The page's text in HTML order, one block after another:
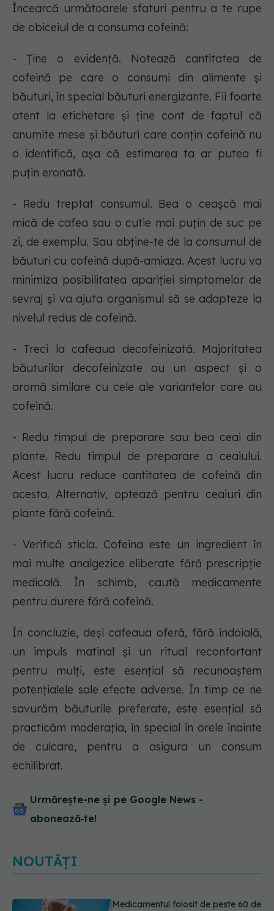
Încearcă următoarele sfaturi pentru a te rupe
de obiceiul de a consuma cofeină:
- Ține o evidență. Notează cantitatea de
cofeină pe care o consumi din alimente și
băuturi, în special băuturi energizante. Fii foarte
atent la etichetare și ține cont de faptul că
anumite mese și băuturi care conțin cofeină nu
o identifică, așa că estimarea ta ar putea fi
puțin eronată.
- Redu treptat consumul. Bea o ceașcă mai
mică de cafea sau o cutie mai puțin de suc pe
zi, de exemplu. Sau abține-te de la consumul de
băuturi cu cofeină după-amiaza. Acest lucru va
minimiza posibilitatea apariției simptomelor de
sevraj și va ajuta organismul să se adapteze la
nivelul redus de cofeină.
- Treci la cafeaua decofeinizată. Majoritatea
băuturilor decofeinizate au un aspect și o
aromă similare cu cele ale variantelor care au
cofeină.
- Redu timpul de preparare sau bea ceai din
plante. Redu timpul de preparare a ceaiului.
Acest lucru reduce cantitatea de cofeină din
acesta. Alternativ, optează pentru ceaiuri din
plante fără cofeină.
- Verifică sticla. Cofeina este un ingredient în
mai multe analgezice eliberate fără prescripție
medicală. În schimb, caută medicamente
pentru durere fără cofeină.
În concluzie, deși cafeaua oferă, fără îndoială,
un impuls matinal și un ritual reconfortant
pentru mulți, este esențial să recunoaștem
potențialele sale efecte adverse. În timp ce ne
savurăm băuturile preferate, este esențial să
practicăm moderația, în special în orele înainte
de culcare, pentru a asigura un consum
echilibrat.
Urmărește-ne și pe Google News -
abonează‑te!
NOUTĂȚI
Trucul simplu care face pepenele